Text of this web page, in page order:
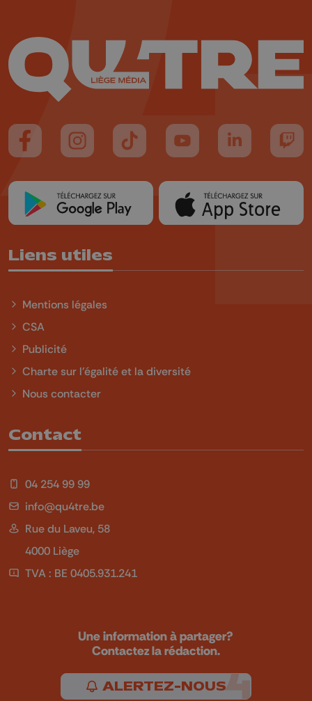
Suivez-nous sur FaceBook
Suivez-nous sur Instagram
Suivez-nous sur TikTok
Suivez-nous sur YouTube
Suivez-nous
Liens utiles
Mentions légales
CSA
Publicité
Charte sur l'égalité et la diversité
Nous contacter
Contact
04 254 99 99
info@qu4tre.be
Rue du Laveu, 58
4000 Liège
TVA : BE 0405.931.241
Une information à partager?
Contactez la rédaction.
ALERTEZ-NOUS